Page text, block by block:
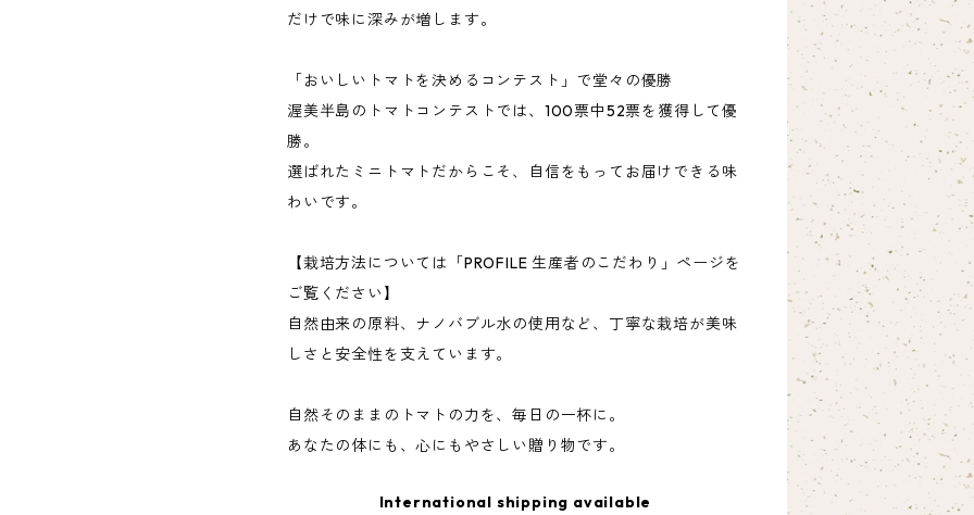
だけで味に深みが増します。
「おいしいトマトを決めるコンテスト」で堂々の優勝
渥美半島のトマトコンテストでは、100票中52票を獲得して優
勝。
選ばれたミニトマトだからこそ、自信をもってお届けできる味
わいです。
【栽培方法については「PROFILE 生産者のこだわり」ページを
ご覧ください】
自然由来の原料、ナノバブル水の使用など、丁寧な栽培が美味
しさと安全性を支えています。
自然そのままのトマトの力を、毎日の一杯に。
あなたの体にも、心にもやさしい贈り物です。
International shipping available